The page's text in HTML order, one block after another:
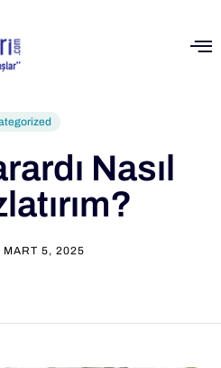
Nasıl
MART 5, 2025